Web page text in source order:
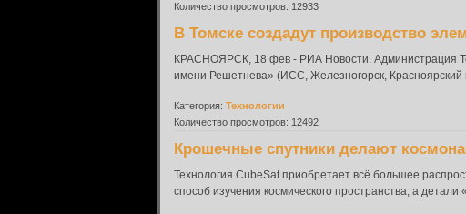
Количество просмотров: 12933
В Томске создадут производство
КРАСНОЯРСК, 18 фев - РИА Новости. Администрация
имени Решетнева» (ИСС, Железногорск, Красноярский
Категория: Технологии
Количество просмотров: 12492
Крошечные спутники делают
Технология CubeSat приобретает всё большее
способ изучения космического пространства, а